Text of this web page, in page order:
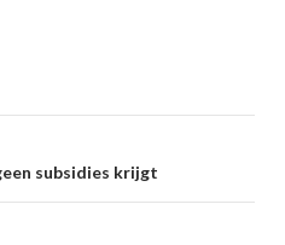
subsidies krijgt